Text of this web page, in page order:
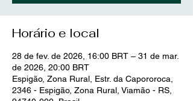
Horário e local
28 de fev. de 2026, 16:00 BRT – 31 de mar.
de 2026, 20:00 BRT
Espigão, Zona Rural, Estr. da Capororoca,
2346 - Espigão, Zona Rural, Viamão - RS,